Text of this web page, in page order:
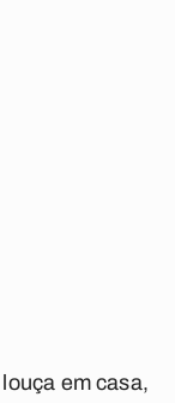
em casa,